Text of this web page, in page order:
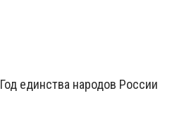
Год единства народов России